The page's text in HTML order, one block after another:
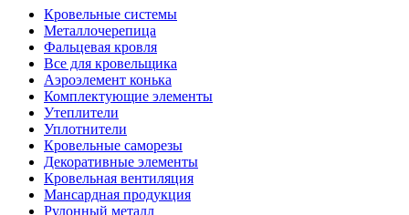
Кровельные системы
Металлочерепица
Фальцевая кровля
Все для кровельщика
Аэроэлемент конька
Комплектующие элементы
Утеплители
Уплотнители
Кровельные саморезы
Декоративные элементы
Кровельная вентиляция
Мансардная продукция
Рулонный металл